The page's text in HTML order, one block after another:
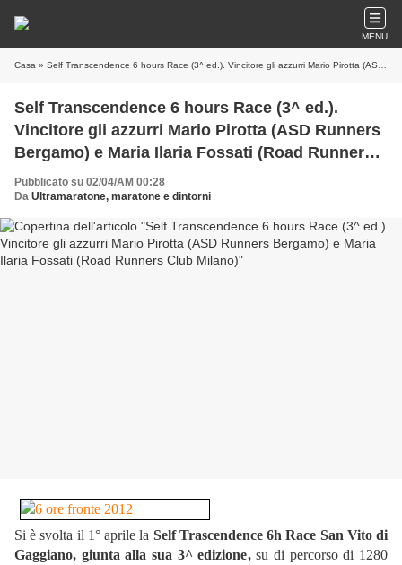
MENU
Casa » Self Transcendence 6 hours Race (3^ ed.). Vincitore gli azzurri Mario Pirotta (ASD Runners Bergamo) e Maria Ilaria Fossati (Road Runners Club Milano)
Self Transcendence 6 hours Race (3^ ed.).
Vincitore gli azzurri Mario Pirotta (ASD Runners
Bergamo) e Maria Ilaria Fossati (Road Runners
Club Milano)
Pubblicato su 02/04/AM 00:28
Da Ultramaratone, maratone e dintorni
Si è svolta il 1° aprile la Self Trascendence 6h Race San Vito di
Gaggiano, giunta alla sua 3^ edizione,su di percorso di 1280